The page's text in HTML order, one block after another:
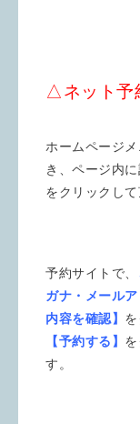
△ネット予
ホームページ
き、ページ内
をクリックし
予約サイトで、
ガナ・メール
内容を確認】
【予約する】
す。